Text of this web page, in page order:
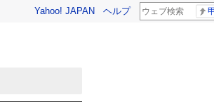
Yahoo! JAPAN ヘルプ